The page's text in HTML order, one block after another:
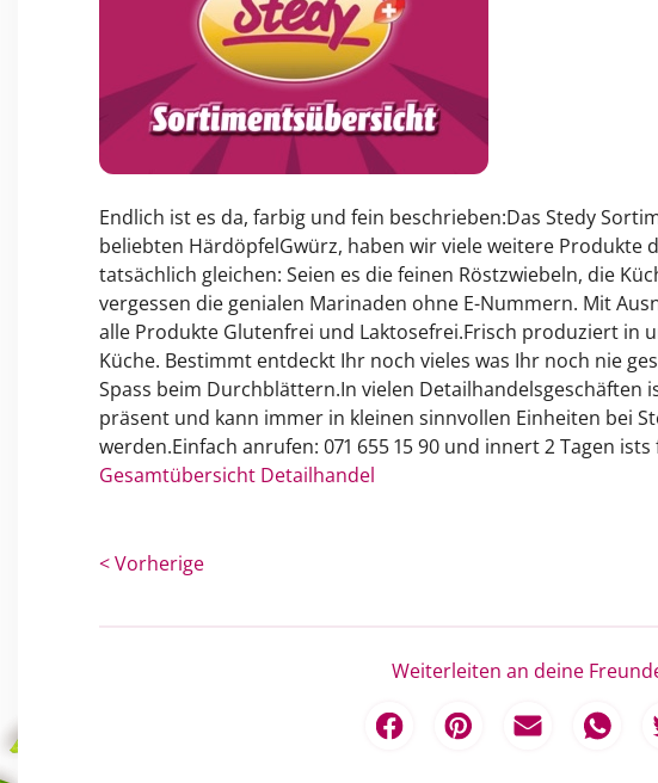
Endlich ist es da, farbig und fein beschrieben:Das Stedy
beliebten HärdöpfelGwürz, haben wir viele weitere Produkte
tatsächlich gleichen: Seien es die feinen Röstzwiebeln, die
vergessen die genialen Marinaden ohne E-Nummern. Mit
alle Produkte Glutenfrei und Laktosefrei.Frisch produziert in
Küche. Bestimmt entdeckt Ihr noch vieles was Ihr noch nie
Spass beim Durchblättern.In vielen Detailhandelsgeschäften
präsent und kann immer in kleinen sinnvollen Einheiten bei
werden.Einfach anrufen: 071 655 15 90 und innert 2 Tagen
Gesamtübersicht Detailhandel
< Vorherige
Weiterleiten an deine